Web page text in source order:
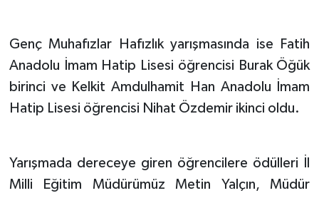
Genç Muhafızlar Hafızlık yarışmasında ise Fatih
Anadolu İmam Hatip Lisesi öğrencisi Burak Öğük
birinci ve Kelkit Amdulhamit Han Anadolu İmam
Hatip Lisesi öğrencisi Nihat Özdemir ikinci oldu.
Yarışmada dereceye giren öğrencilere ödülleri İl
Milli Eğitim Müdürümüz Metin Yalçın, Müdür